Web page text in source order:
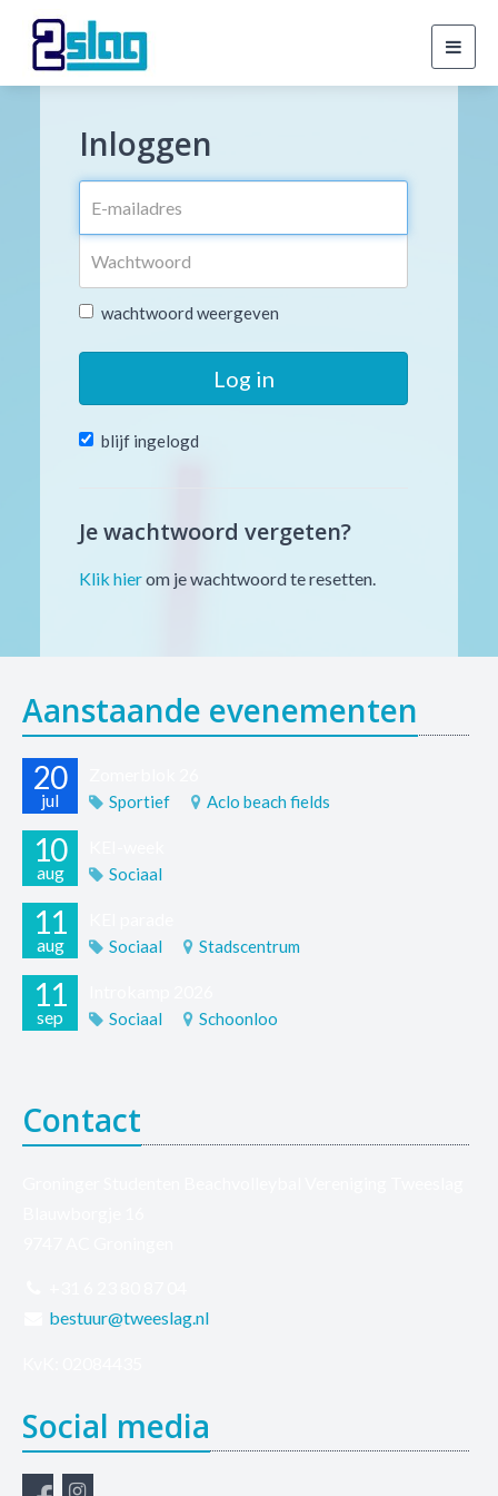
Inloggen
wachtwoord weergeven
Log in
blijf ingelogd
Je wachtwoord vergeten?
Klik hierom je wachtwoord te resetten.
Aanstaande evenementen
20
jul Sportief Aclo beach fields
10
aug Sociaal
11
aug Sociaal Stadscentrum
11
sep Sociaal Schoonloo
Contact
bestuur@tweeslag.nl
Social media